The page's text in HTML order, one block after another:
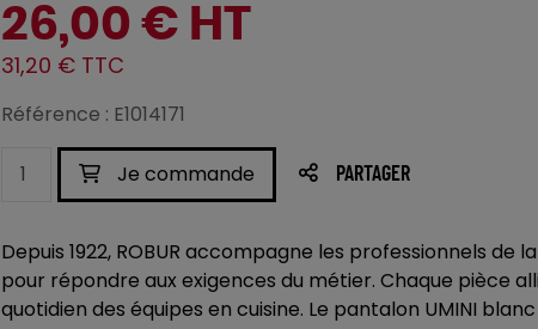
26,00 € HT
31,20 € TTC
Référence : E1014171
Je commande PARTAGER
Depuis 1922, ROBUR accompagne les professionnels
pour répondre aux exigences du métier. Chaque pièce
quotidien des équipes en cuisine. Le pantalon UMINI